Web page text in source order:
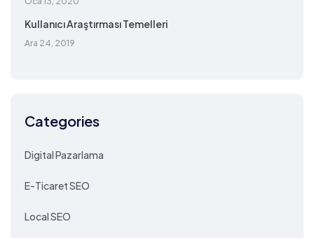
Kullanıcı Araştırması Temelleri
Ara 24, 2019
Categories
Digital Pazarlama
E-Ticaret SEO
Local SEO